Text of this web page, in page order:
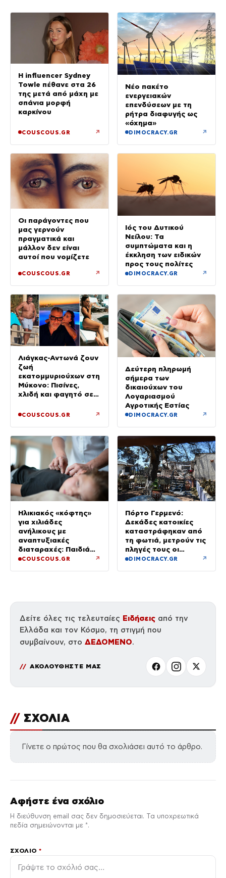
Η influencer Sydney
Towle πέθανε στα 26
της μετά από μάχη με
σπάνια μορφή
καρκίνου
COUSCOUS.GR ↗
Νέο πακέτο
ενεργειακών
επενδύσεων με τη
ρήτρα διαφυγής ως
«όχημα»
DIMOCRACY.GR ↗
Οι παράγοντες που
μας γερνούν
πραγματικά και
μάλλον δεν είναι
αυτοί που νομίζετε
COUSCOUS.GR ↗
Ιός του Δυτικού
Νείλου: Τα
συμπτώματα και η
έκκληση των ειδικών
προς τους πολίτες
DIMOCRACY.GR ↗
Λιάγκας-Αντωνά ζουν
ζωή
εκατομμυριούχων στη
Μύκονο: Πισίνες,
χλιδή και φαγητό σε
COUSCOUS.GR ↗
Δεύτερη πληρωμή
σήμερα των
δικαιούχων του
Λογαριασμού
Αγροτικής Εστίας
DIMOCRACY.GR ↗
Ηλικιακός «κόφτης»
για χιλιάδες
ανήλικους με
αναπτυξιακές
διαταραχές: Παιδιά
ενός κατώτερου θεού
COUSCOUS.GR ↗
Πόρτο Γερμενό:
Δεκάδες κατοικίες
καταστράφηκαν από
τη φωτιά, μετρούν τις
πληγές τους οι
κάτοικοι
DIMOCRACY.GR ↗
Δείτε όλες τις τελευταίες Ειδήσεις από την
Ελλάδα και τον Κόσμο, τη στιγμή που
συμβαίνουν, στο ΔΕΔΟΜΕΝΟ.
ΑΚΟΛΟΥΘΗΣΤΕ ΜΑΣ
// ΣΧΟΛΙΑ
Γίνετε ο πρώτος που θα σχολιάσει αυτό το άρθρο.
Αφήστε ένα σχόλιο
Η διεύθυνση email σας δεν δημοσιεύεται. Τα υποχρεωτικά
πεδία σημειώνονται με *.
ΣΧΌΛΙΟ*